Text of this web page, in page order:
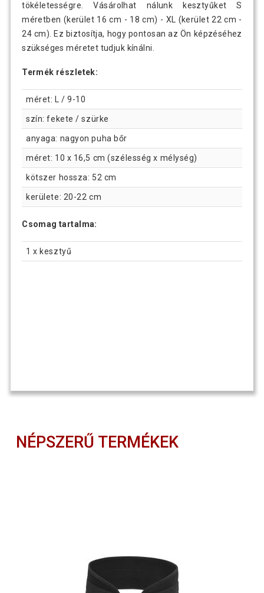
tökéletességre. Vásárolhat nálunk kesztyűket S
méretben (kerület 16 cm - 18 cm) - XL (kerület 22 cm -
24 cm). Ez biztosítja, hogy pontosan az Ön képzéséhez
szükséges méretet tudjuk kínálni.
Termék részletek:
méret: L / 9-10
szín: fekete / szürke
anyaga: nagyon puha bőr
méret: 10 x 16,5 cm (szélesség x mélység)
kötszer hossza: 52 cm
kerülete: 20-22 cm
Csomag tartalma:
1 x kesztyű
NÉPSZERŰ TERMÉKEK